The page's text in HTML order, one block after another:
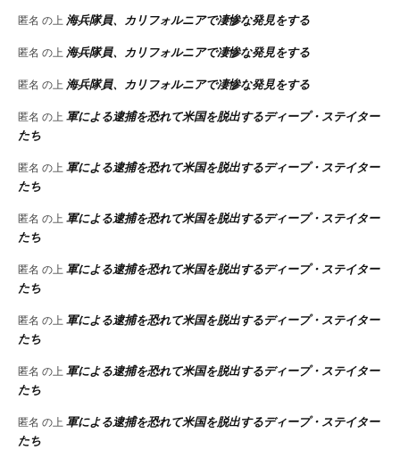
匿名 の上 海兵隊員、カリフォルニアで凄惨な発見をする
匿名 の上 海兵隊員、カリフォルニアで凄惨な発見をする
匿名 の上 海兵隊員、カリフォルニアで凄惨な発見をする
匿名 の上軍による逮捕を恐れて米国を脱出するディープ・ステイター
たち
匿名 の上軍による逮捕を恐れて米国を脱出するディープ・ステイター
たち
匿名 の上軍による逮捕を恐れて米国を脱出するディープ・ステイター
たち
匿名 の上軍による逮捕を恐れて米国を脱出するディープ・ステイター
たち
匿名 の上軍による逮捕を恐れて米国を脱出するディープ・ステイター
たち
匿名 の上軍による逮捕を恐れて米国を脱出するディープ・ステイター
たち
匿名 の上軍による逮捕を恐れて米国を脱出するディープ・ステイター
たち